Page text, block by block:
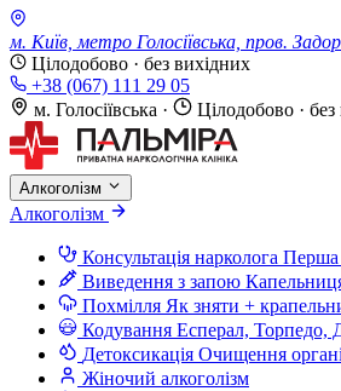
м. Київ, метро Голосіївська, пров.
Цілодобово · без вихідних
+38 (067) 111 29 05
м. Голосіївська · Цілодобово ·
Алкоголізм
Алкоголізм
Консультація нарколога Перша
Виведення з запою
Похмілля Як зняти +
Кодування Есперал, Торпедо,
Детоксикація Очищення
Жіночий алкоголізм